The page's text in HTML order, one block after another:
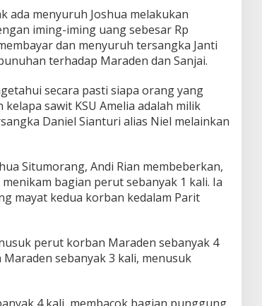
ada menyuruh Joshua melakukan
iming-iming uang sebesar Rp
dan menyuruh tersangka Janti
terhadap Maraden dan Sanjai.
secara pasti siapa orang yang
sawit KSU Amelia adalah milik
Daniel Sianturi alias Niel melainkan
Situmorang, Andi Rian membeberkan,
bagian perut sebanyak 1 kali. Ia
mayat kedua korban kedalam Parit
perut korban Maraden sebanyak 4
sebanyak 3 kali, menusuk